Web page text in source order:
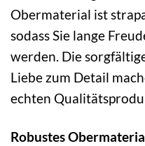
Obermaterial ist
sodass Sie lange
werden. Die
Liebe zum Detail
echten
Robustes